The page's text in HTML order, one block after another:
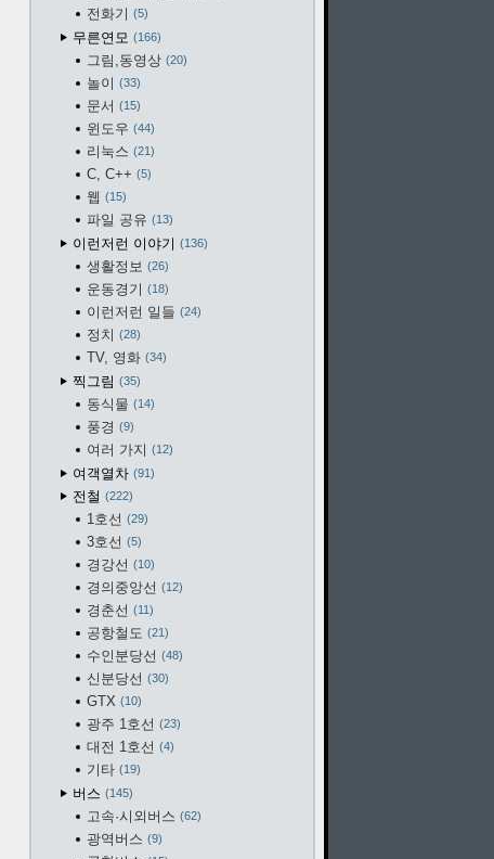
전화기 5
무른연모 166
그림,동영상 20
놀이 33
문서 15
윈도우 44
리눅스 21
C, C++ 5
웹 15
파일 공유 13
이런저런 이야기 136
생활정보 26
운동경기 18
이런저런 일들 24
정치 28
TV, 영화 34
찍그림 35
동식물 14
풍경 9
여러 가지 12
여객열차 91
전철 222
1호선 29
3호선 5
경강선 10
경의중앙선 12
경춘선 11
공항철도 21
수인분당선 48
신분당선 30
GTX 10
광주 1호선 23
대전 1호선 4
기타 19
버스 145
고속·시외버스 62
광역버스 9